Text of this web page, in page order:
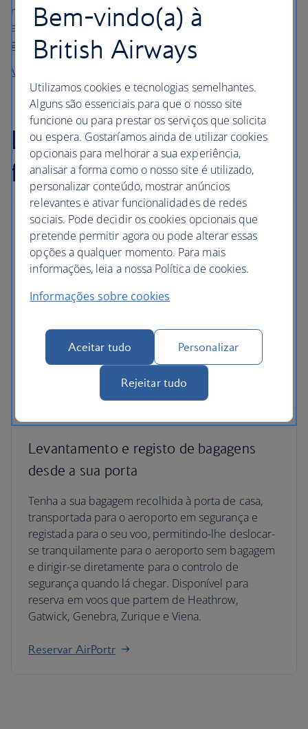
novos lançamentos inclui música, audiolivros e jogos,
assim como acesso à Paramount+com algo para todos os
gostos.
Veja os lançamentos mais recentes no seu voo
Limite de bagagem
flexível
Limite de bagagem
Além da bagagem de mão, os clientes de World
Travellers podem despachar bagagem de porão.
Alguns tipos de bilhete e rotas permitem um limite
bagagem extra mediante o pagamento de uma
Limites de bagagem registada
Levantamento e registo de bagagens
desde a sua porta
Tenha a sua bagagem recolhida à porta de casa,
transportada para o aeroporto em segurança e
registada para o seu voo, permitindo-lhe deslocar-
se tranquilamente para o aeroporto sem bagagem
e dirigir-se diretamente para o controlo de
segurança quando lá chegar. Disponível para
reserva em voos que partem de Heathrow,
Gatwick, Genebra, Zurique e Viena.
Reservar AirPortr
Bem-vindo(a) à
British Airways
Utilizamos cookies e tecnologias semelhantes.
Alguns são essenciais para que o nosso site
funcione ou para prestar os serviços que solicita
ou espera. Gostaríamos ainda de utilizar cookies
opcionais para melhorar a sua experiência,
analisar a forma como o nosso site é utilizado,
personalizar conteúdo, mostrar anúncios
relevantes e ativar funcionalidades de redes
sociais. Pode decidir os cookies opcionais que
pretende permitir agora ou pode alterar essas
opções a qualquer momento. Para mais
informações, leia a nossa Política de cookies.
Informações sobre cookies
Aceitar tudo Personalizar
Rejeitar tudo